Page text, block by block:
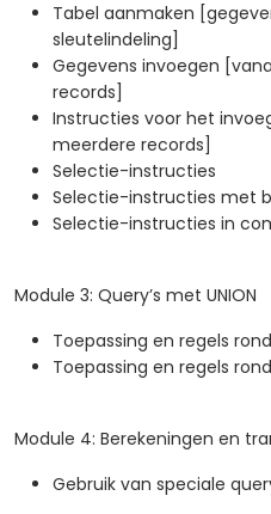
Tabel aanmaken
sleutelindeling]
Gegevens invoegen
records]
Instructies voor het
meerdere records]
Selectie-instructies
Selectie-instructies met
Selectie-instructies in
Module 3: Query’s met UNION
Toepassing en regels rond
Toepassing en regels rond
Module 4: Berekeningen en
Gebruik van speciale